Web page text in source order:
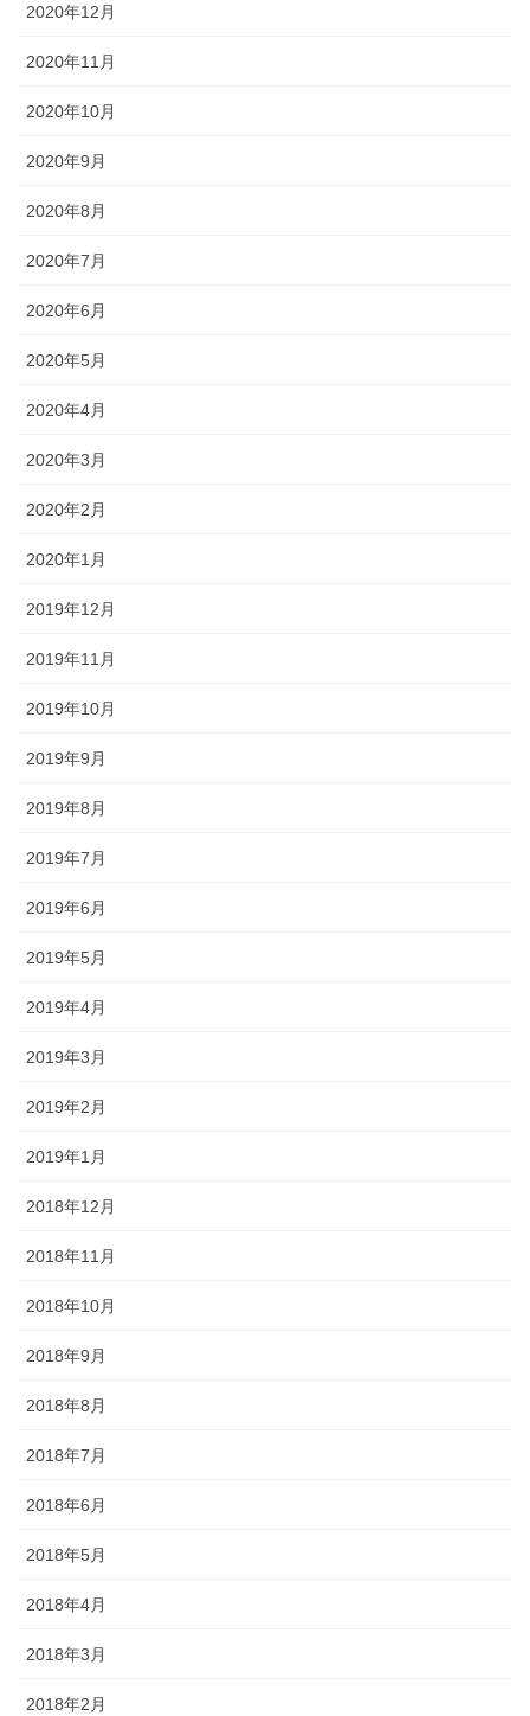
2020年12月
2020年11月
2020年10月
2020年9月
2020年8月
2020年7月
2020年6月
2020年5月
2020年4月
2020年3月
2020年2月
2020年1月
2019年12月
2019年11月
2019年10月
2019年9月
2019年8月
2019年7月
2019年6月
2019年5月
2019年4月
2019年3月
2019年2月
2019年1月
2018年12月
2018年11月
2018年10月
2018年9月
2018年8月
2018年7月
2018年6月
2018年5月
2018年4月
2018年3月
2018年2月